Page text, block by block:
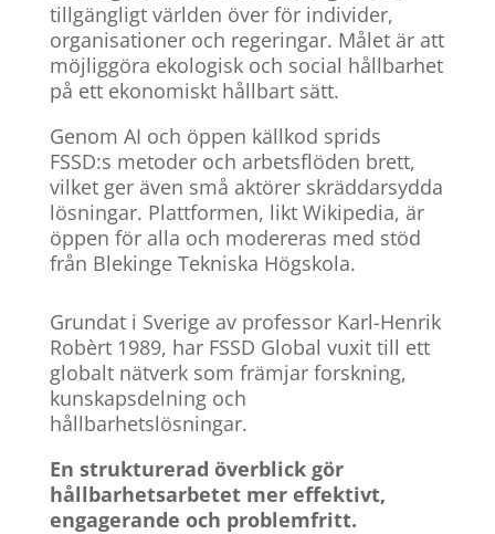
tillgängligt världen över för individer,
organisationer och regeringar. Målet är att
möjliggöra ekologisk och social hållbarhet
på ett ekonomiskt hållbart sätt.
Genom AI och öppen källkod sprids
FSSD:s metoder och arbetsflöden brett,
vilket ger även små aktörer skräddarsydda
lösningar. Plattformen, likt Wikipedia, är
öppen för alla och modereras med stöd
från Blekinge Tekniska Högskola.
Grundat i Sverige av professor Karl-Henrik
Robèrt 1989, har FSSD Global vuxit till ett
globalt nätverk som främjar forskning,
kunskapsdelning och
hållbarhetslösningar.
En strukturerad överblick gör
hållbarhetsarbetet mer effektivt,
engagerande och problemfritt.